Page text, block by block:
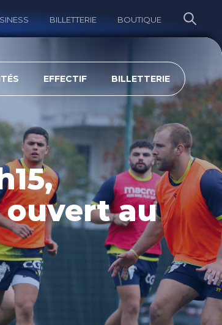
BILLETTERIE BOUTIQUE
EFFECTIF BILLETTERIE
ouvert au